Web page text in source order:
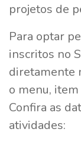
projetos de
Para optar
inscritos no
diretamente
o menu,
Confira as
atividades: